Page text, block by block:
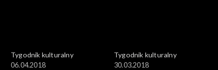
Tygodnik kulturalny
06.04.2018
Tygodnik kulturalny
30.03.2018